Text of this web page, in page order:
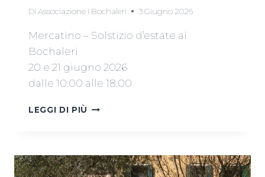
Di Associazione I Bochaleri 3 Giugno 2026
Mercatino – Solstizio d’estate ai
Bochaleri
20 e 21 giugno 2026
dalle 10:00 alle 18:00
LEGGI DI PIÙ MERCATINO
GIUGNO
2026